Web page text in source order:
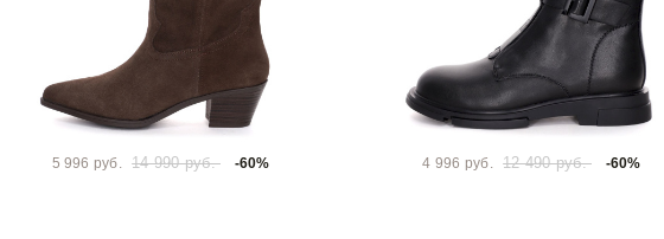
5 996 руб. 14 990 руб. -60% 4 996 руб. 12 490 руб. -60%